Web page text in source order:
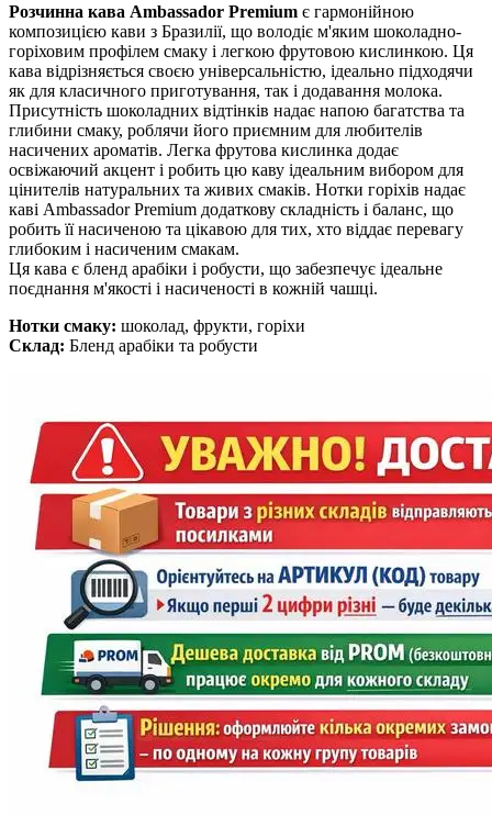
Розчинна кава Ambassador Premium є гармонійною
композицією кави з Бразилії, що володіє м'яким шоколадно-
горіховим профілем смаку і легкою фрутовою кислинкою. Ця
кава відрізняється своєю універсальністю, ідеально підходячи
як для класичного приготування, так і додавання молока.
Присутність шоколадних відтінків надає напою багатства та
глибини смаку, роблячи його приємним для любителів
насичених ароматів. Легка фрутова кислинка додає
освіжаючий акцент і робить цю каву ідеальним вибором для
цінителів натуральних та живих смаків. Нотки горіхів надає
каві Ambassador Premium додаткову складність і баланс, що
робить її насиченою та цікавою для тих, хто віддає перевагу
глибоким і насиченим смакам.
Ця кава є бленд арабіки і робусти, що забезпечує ідеальне
поєднання м'якості і насиченості в кожній чашці.
Нотки смаку: шоколад, фрукти, горіхи
Склад: Бленд арабіки та робусти